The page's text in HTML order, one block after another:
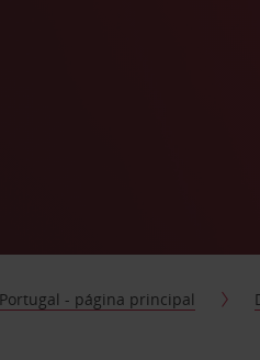
- página principal